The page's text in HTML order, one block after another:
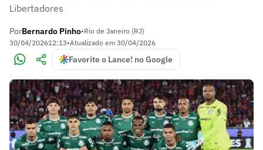
Libertadores
PorBernardo Pinho•Rio de Janeiro (RJ)
30/04/202612:13•Atualizado em 30/04/2026
Favorite o Lance! no Google